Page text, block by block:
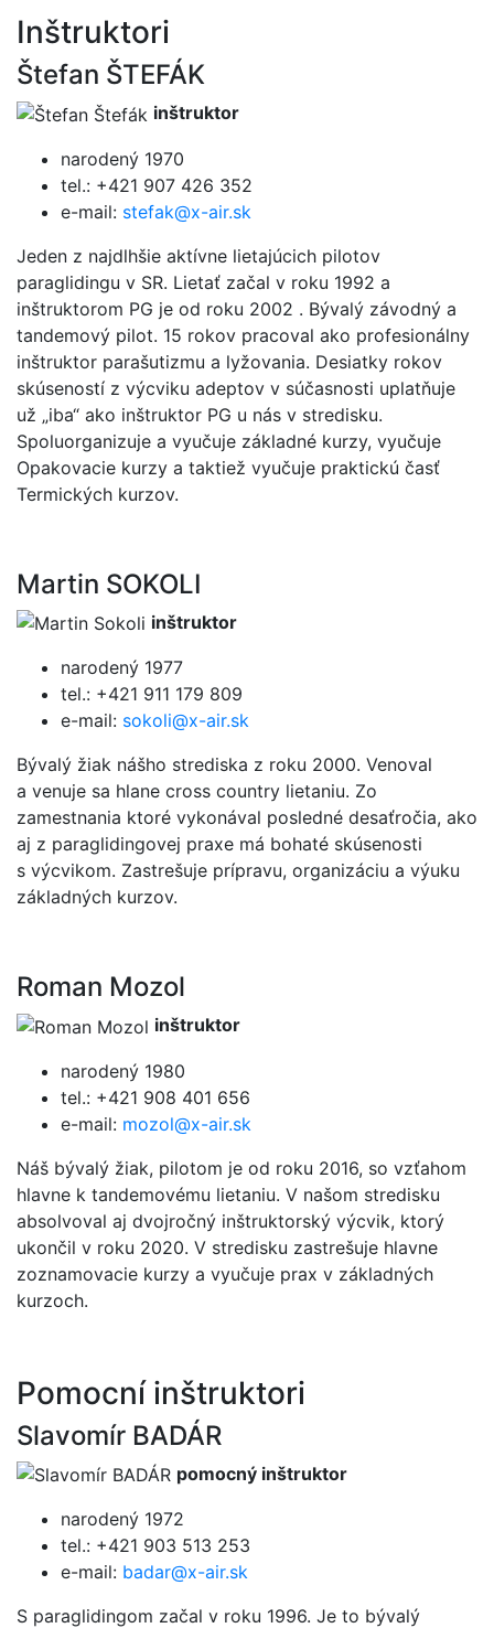
Inštruktori
Štefan ŠTEFÁK
inštruktor
narodený 1970
tel.: +421 907 426 352
e-mail: stefak@x-air.sk
Jeden z najdlhšie aktívne lietajúcich pilotov
paraglidingu v SR. Lietať začal v roku 1992 a
inštruktorom PG je od roku 2002 . Bývalý závodný a
tandemový pilot. 15 rokov pracoval ako profesionálny
inštruktor parašutizmu a lyžovania. Desiatky rokov
skúseností z výcviku adeptov v súčasnosti uplatňuje
už „iba“ ako inštruktor PG u nás v stredisku.
Spoluorganizuje a vyučuje základné kurzy, vyučuje
Opakovacie kurzy a taktiež vyučuje praktickú časť
Termických kurzov.
Martin SOKOLI
inštruktor
narodený 1977
tel.: +421 911 179 809
e-mail: sokoli@x-air.sk
Bývalý žiak nášho strediska z roku 2000. Venoval
a venuje sa hlane cross country lietaniu. Zo
zamestnania ktoré vykonával posledné desaťročia, ako
aj z paraglidingovej praxe má bohaté skúsenosti
s výcvikom. Zastrešuje prípravu, organizáciu a výuku
základných kurzov.
Roman Mozol
inštruktor
narodený 1980
tel.: +421 908 401 656
e-mail: mozol@x-air.sk
Náš bývalý žiak, pilotom je od roku 2016, so vzťahom
hlavne k tandemovému lietaniu. V našom stredisku
absolvoval aj dvojročný inštruktorský výcvik, ktorý
ukončil v roku 2020. V stredisku zastrešuje hlavne
zoznamovacie kurzy a vyučuje prax v základných
kurzoch.
Pomocní inštruktori
Slavomír BADÁR
pomocný inštruktor
narodený 1972
tel.: +421 903 513 253
e-mail: badar@x-air.sk
S paraglidingom začal v roku 1996. Je to bývalý